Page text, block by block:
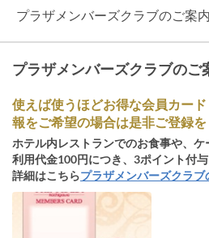
プラザメンバーズクラブのご案内
プラザメンバーズクラブのご
使えば使うほどお得な会員カー
報をご希望の場合は是非ご登録を
ホテル内レストランでのお食事や、
利用代金100円につき、3ポイント付与
詳細はこちらプラザメンバーズクラブ